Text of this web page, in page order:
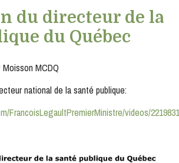
du directeur de la
du Québec
Moisson MCDQ
national de la santé publique:
FrancoisLegaultPremierMinistre/videos/